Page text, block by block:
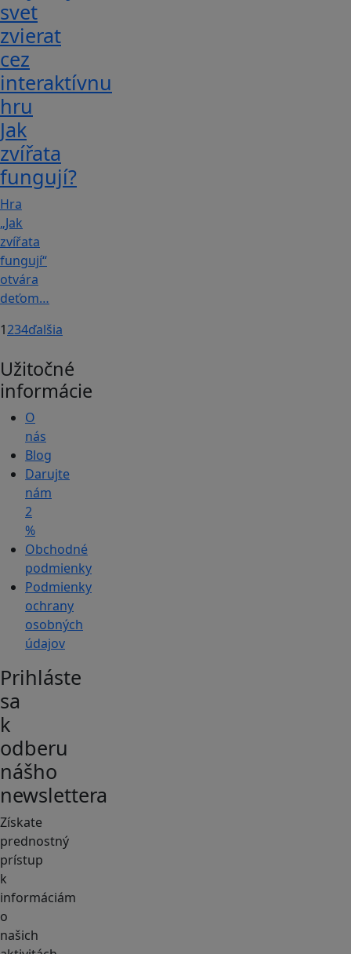
svet
zvierat
cez
interaktívnu
hru
Jak
zvířata
fungují?
Hra
„Jak
zvířata
fungují“
otvára
deťom…
1234ďalšia
Užitočné
informácie
O
nás
Blog
Darujte
nám
2
%
Obchodné
podmienky
Podmienky
ochrany
osobných
údajov
Prihláste
sa
k
odberu
nášho
newslettera
Získate
prednostný
prístup
k
informáciám
o
našich